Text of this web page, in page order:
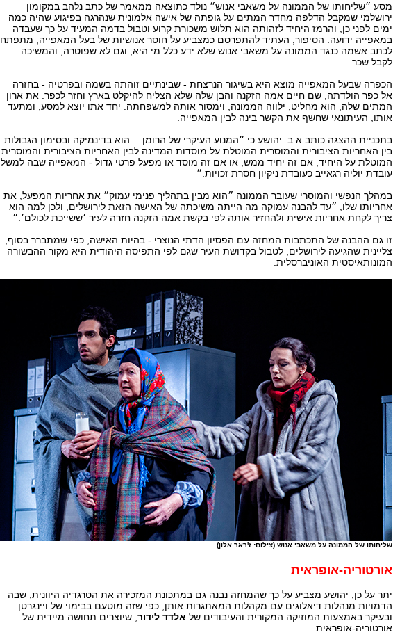
מסע ״שליחותו של הממונה על משאבי אנוש״ נולד כתוצאה ממאמר של כתב נלהב במקומון
ירושלמי שמקבל הדלפה מחדר המתים על גופתה של אישה אלמונית שנהרגה בפיגוע שהיה כמה
ימים לפני כן, והרמז היחיד לזהותה הוא תלוש משכורת קרוע וטבול בדמה המעיד על כך שעבדה
במאפייה ידועה. הסיפור, העתיד להתפרסם כמצביע על חוסר אנושיות של בעל המאפייה, מתפתח
לכתב אשמה כנגד הממונה על משאבי אנוש שלא ידע כלל מי היא, וגם לא שפוטרה, והמשיכה
לקבל שכר.
הכפרה שבעל המאפייה מוצא היא בשיגור הנרצחת - שבינתיים זוהתה בשמה ובפרטיה - בחזרה
אל כפר הולדתה, שם חיים אמה הזקנה והבן שלה שלא הצליח להיקלט בארץ וחזר לכפר. את ארון
המתים שלה, הוא מחליט, ילווה הממונה, וימסור אותה למשפחתה. יחד אתו יוצא למסע, ומתעד
אותו, העיתונאי שחשף את הקשר בינה לבין המאפייה.
בתכניית ההצגה כותב א.ב. יהושע כי ״המנוע העיקרי של הרומן… הוא בדינמיקה ובסימון הגבולות
בין האחריות הציבורית והמוסרית המוטלת על מוסדות המדינה לבין האחריות הציבורית והמוסרית
המוטלת על היחיד, אם זה יחיד ממש, או אם זה מוסד או מפעל פרטי גדול - המאפייה שבה למשל
עובדת יוליה רגאייב כעובדת ניקיון חסרת זכויות.״
במהלך הנפשי והמוסרי שעובר הממונה ״הוא מבין בתהליך פנימי עמוק״ את אחריות המפעל, את
אחריותו שלו, ״עד להבנה עמוקה מה הייתה משיכתה של האישה הזאת לירושלים, ולכן למה הוא
צריך לקחת אחריות אישית ולהחזיר אותה לפי בקשת אמה הזקנה חזרה לעיר ׳ששייכת לכולם׳.״
זו גם ההבנה של התכתבות המחזה עם הפסיון הדתי הנוצרי - בהיות האישה, כפי שמתברר בסוף,
צליינית שהגיעה לירושלים, לטבול בקדושת העיר שגם לפי התפיסה היהודית היא מקור ההבשורה
המונותאיסטית האוניברסלית.
שליחותו של הממונה על משאבי אנוש (צילום: ז'ראר אלון)
אורטוריה-אופראית
יתר על כן, יהושע מצביע על כך שהמחזה נבנה גם במתכונת המזכירה את הטרגדיה היוונית, שבה
הדמויות מנהלות דיאלוגים עם מקהלות המאתגרות אותן, כפי שזה מוטעם בבימוי של ויינגרטן
ובעיקר באמצעות המוזיקה המקורית והעיבודים של אלדד לידור , שיוצרים תחושה מיידית של
אורטוריה-אופראית.